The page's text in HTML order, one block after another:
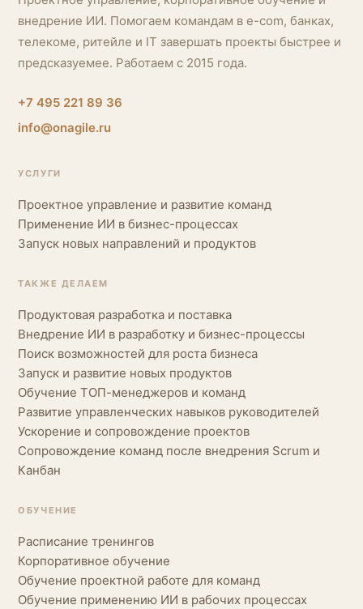
внедрение ИИ. Помогаем командам в e-com, банках,
телекоме, ритейле и IT завершать проекты быстрее и
предсказуемее. Работаем с 2015 года.
+7 495 221 89 36
info@onagile.ru
УСЛУГИ
Проектное управление и развитие команд
Применение ИИ в бизнес-процессах
Запуск новых направлений и продуктов
ТАКЖЕ ДЕЛАЕМ
Продуктовая разработка и поставка
Внедрение ИИ в разработку и бизнес-процессы
Поиск возможностей для роста бизнеса
Запуск и развитие новых продуктов
Обучение ТОП-менеджеров и команд
Развитие управленческих навыков руководителей
Ускорение и сопровождение проектов
Сопровождение команд после внедрения Scrum и
Канбан
ОБУЧЕНИЕ
Расписание тренингов
Корпоративное обучение
Обучение проектной работе для команд
Обучение применению ИИ в рабочих процессах